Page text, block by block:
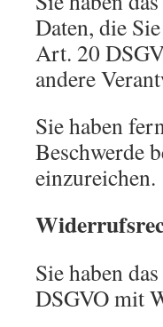
Daten, die
Art. 20
andere
Sie haben
Beschwerde
einzureichen.
Sie haben
DSGVO mit